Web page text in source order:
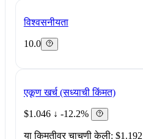
विश्वसनीयता
10.0
एकूण खर्च (सध्याची किंमत)
$1.046 ↓ -12.2%
या किमतीवर चाचणी केली: $1.192